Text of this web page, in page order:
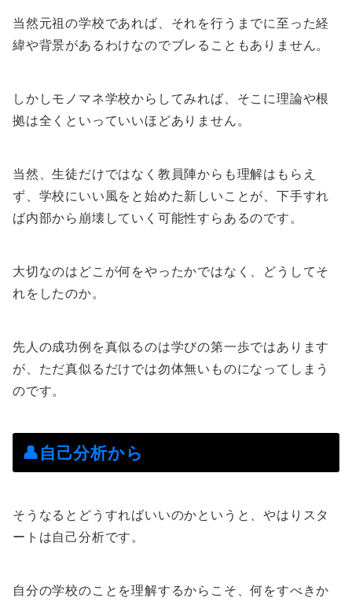
当然元祖の学校であれば、それを行うまでに至った経
緯や背景があるわけなのでブレることもありません。
しかしモノマネ学校からしてみれば、そこに理論や根
拠は全くといっていいほどありません。
当然、生徒だけではなく教員陣からも理解はもらえ
ず、学校にいい風をと始めた新しいことが、下手すれ
ば内部から崩壊していく可能性すらあるのです。
大切なのはどこが何をやったかではなく、どうしてそ
れをしたのか。
先人の成功例を真似るのは学びの第一歩ではあります
が、ただ真似るだけでは勿体無いものになってしまう
のです。
👤自己分析から
そうなるとどうすればいいのかというと、やはりスタ
ートは自己分析です。
自分の学校のことを理解するからこそ、何をすべきか